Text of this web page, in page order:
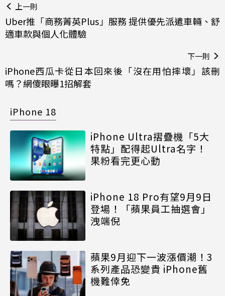
上一則
Uber推「商務菁英Plus」服務 提供優先派遣車輛、舒
適車款與個人化體驗
下一則
iPhone西瓜卡從日本回來後「沒在用怕摔壞」該刪
嗎？網傻眼曝1招解套
iPhone 18
iPhone Ultra摺疊機「5大
特點」配得起Ultra名字！
果粉看完更心動
iPhone 18 Pro有望9月9日
登場！「蘋果員工抽選會」
洩端倪
蘋果9月迎下一波漲價潮！3
系列產品恐變貴 iPhone舊
機難倖免